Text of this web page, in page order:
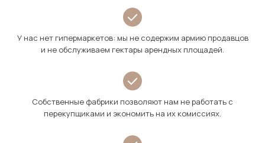
У нас нет гипермаркетов: мы не содержим армию продавцов
и не обслуживаем гектары арендных площадей.
Собственные фабрики позволяют нам не работать с
перекупщиками и экономить на их комиссиях.